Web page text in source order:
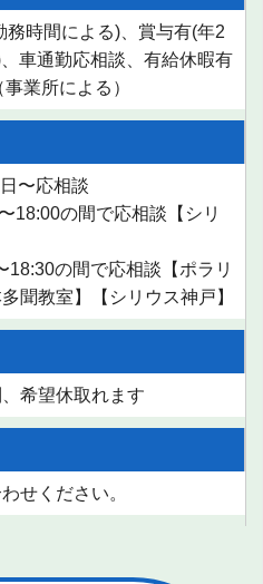
時間による)、賞与有(年2
車通勤応相談、有給休暇有
業所による）
〜応相談
18:00の間で応相談【シリ
の間で応相談【ポラリ
聞教室】【シリウス神戸】
希望休取れます
せください。